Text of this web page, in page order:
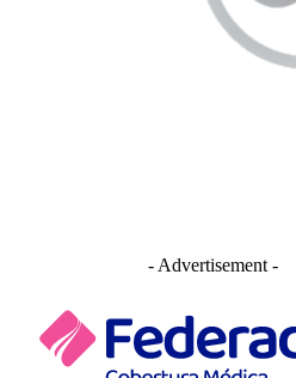
- Advertisement -